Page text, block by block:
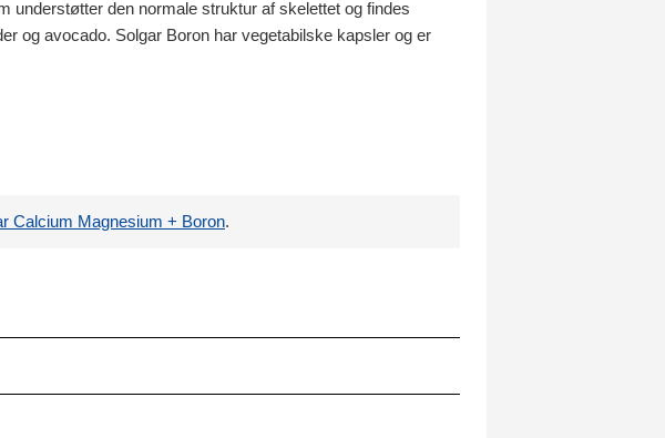
understøtter den normale struktur af skelettet og findes
og avocado. Solgar Boron har vegetabilske kapsler og er
Calcium Magnesium + Boron.